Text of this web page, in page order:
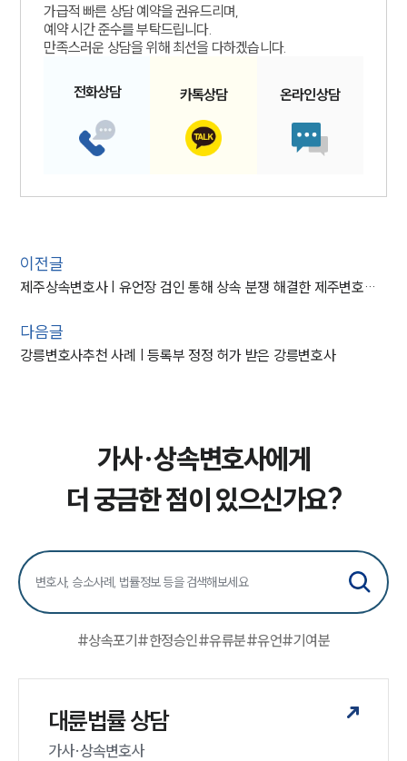
가급적 빠른 상담 예약을 권유드리며,
예약 시간 준수를 부탁드립니다.
만족스러운 상담을 위해 최선을 다하겠습니다.
전화상담 카톡상담 온라인상담
이전글
제주상속변호사 | 유언장 검인 통해 상속 분쟁 해결한 제주변호사의 사례
다음글
강릉변호사추천 사례 | 등록부 정정 허가 받은 강릉변호사
가사·상속변호사에게
더 궁금한 점이 있으신가요?
#상속포기#한정승인#유류분#유언#기여분
대륜법률 상담
가사·상속변호사